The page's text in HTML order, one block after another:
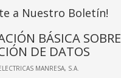
a Nuestro Boletín!
BÁSICA SOBRE
DE DATOS
MANRESA, S.A.